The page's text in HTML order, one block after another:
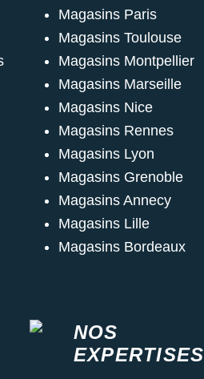
Magasins Paris
Magasins Toulouse
Magasins Montpellier
Magasins Marseille
Magasins Nice
Magasins Rennes
Magasins Lyon
Magasins Grenoble
Magasins Annecy
Magasins Lille
Magasins Bordeaux
NOS
EXPERTISES